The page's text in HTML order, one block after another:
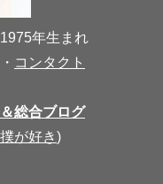
年生まれ
・ コンタクト
総合ブログ
が好き)